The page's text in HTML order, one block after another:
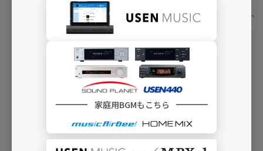
2026年8月1日〜2026年8月31日
2026年8月1日〜
ご利用方法のご案内
USEN MUSIC GUIDEの使い方や
ログラムの設定方法などをご紹介
家庭用BGMもこちら